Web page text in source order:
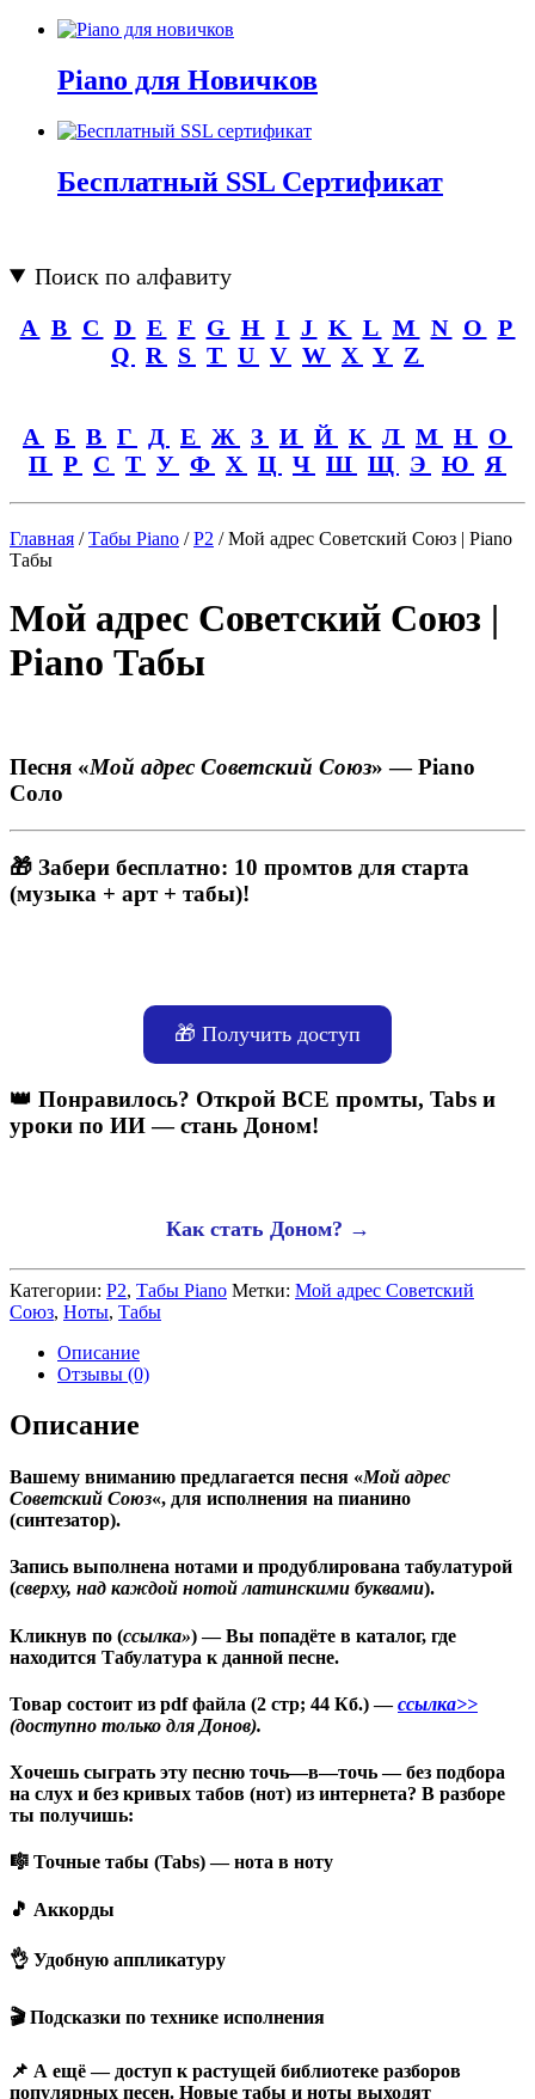
Piano для Новичков
Бесплатный SSL Сертификат
Поиск по алфавиту
A B C D E F G H I J K L M N O
P
Q
R S T U V W X Y Z
А Б В Г Д Е Ж З И Й К Л М Н
О
П Р С Т У Ф Х Ц Ч Ш Щ Э Ю Я
Главная /Табы Piano /P2 / Мой адрес Советский Союз | Piano
Табы
Мой адрес Советский Союз |
Piano Табы
Песня «Мой адрес Советский Союз» — Piano
Соло
🎁 Забери бесплатно: 10 промтов для старта
(музыка + арт + табы)!
🎁 Получить доступ
👑 Понравилось? Открой ВСЕ промты, Tabs и
уроки по ИИ — стань Доном!
Как стать Доном? →
Категории: P2, Табы Piano Метки: Мой адрес Советский
Союз, Ноты, Табы
Описание
Отзывы (0)
Описание
Вашему вниманию предлагается песня «Мой адрес
Советский Союз«, для исполнения на пианино
(синтезатор).
Запись выполнена нотами и продублирована табулатурой
(сверху, над каждой нотой латинскими буквами).
Кликнув по (ссылка») — Вы попадёте в каталог, где
находится Табулатура к данной песне.
Товар состоит из pdf файла (2 стр; 44 Кб.) —ссылка>>
(доступно только для Донов).
Хочешь сыграть эту песню точь—в—точь — без подбора
на слух и без кривых табов (нот) из интернета? В разборе
ты получишь:
🎼 Точные табы (Tabs)— нота в ноту
🎵 Аккорды
👌 Удобную аппликатуру
🎬 Подсказки по технике исполнения
📌 А ещё — доступ к растущей библиотеке разборов
популярных песен. Новые табы и ноты выходят